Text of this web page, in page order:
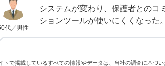
代／男性
システムが変わり、保護者とのコ
ションツールが使いにくくなった。
トで掲載しているすべての情報やデータは、当社の調査に基づ